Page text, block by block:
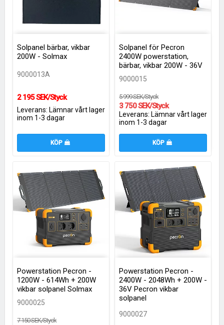
Solpanel bärbar, vikbar
200W - Solmax
9000013A
2 195 SEK/Styck
Leverans: Lämnar vårt lager
inom 1-3 dagar
KÖP
Solpanel för Pecron
2400W powerstation,
bärbar, vikbar 200W - 36V
9000015
5 999 SEK/Styck
3 750 SEK/Styck
Leverans: Lämnar vårt lager
inom 1-3 dagar
KÖP
Powerstation Pecron -
1200W - 614Wh + 200W
vikbar solpanel Solmax
9000025
7 150 SEK/Styck
Powerstation Pecron -
2400W - 2048Wh + 200W -
36V Pecron vikbar
solpanel
9000027